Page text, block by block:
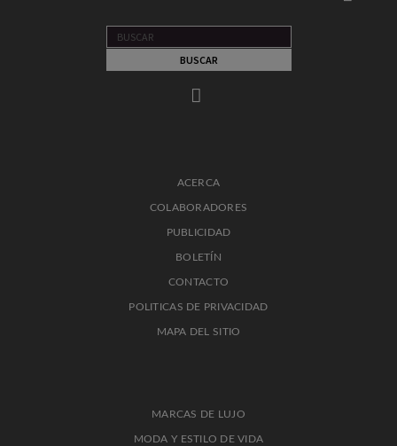
ACERCA
COLABORADORES
PUBLICIDAD
BOLETÍN
CONTACTO
POLITICAS DE PRIVACIDAD
MAPA DEL SITIO
MARCAS DE LUJO
MODA Y ESTILO DE VIDA